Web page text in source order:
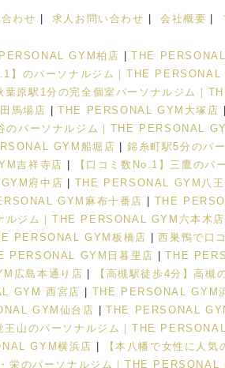
わせ | 求人お問い合わせ | 会社概要 |
GYM柏店 | THE
】のパーソナルジム｜THE
葉原駅1分の完全個室パーソナルジム｜
馬場店 | THE PERSONAL GYM大塚店 |
のパーソナルジム｜THE PERSONAL
GYM船堀店 | 錦糸町駅5分のパ
吉祥寺店 |
【口コミ数No.1】三鷹の
府中店 | THE PERSONAL GYM八王
GYM麻布十番店 | THE
ルジム｜THE PERSONAL GYM六本木店
PERSONAL GYM板橋店 | 西巣鴨で口
PERSONAL GYM日暮里店 | THE
広島本通り店 |
【高槻駅徒歩4分】高
GYM 西宮店 | THE PERSONAL GYM
GYM仙台店 | THE PERSONAL
王山のパーソナルジム｜THE
GYM横浜店 |
【本八幡で女性に人
栄のパーソナルジム｜THE PERSONAL